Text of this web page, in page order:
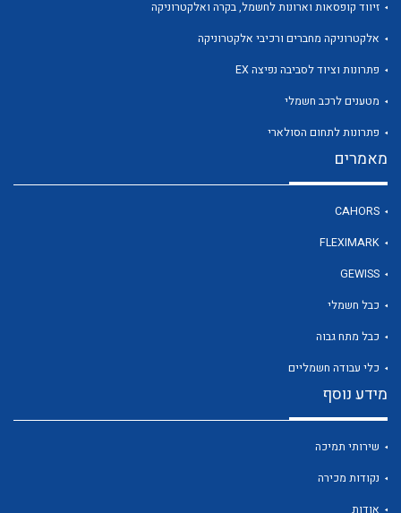
לכל מוצרי היצרן
זיווד קופסאות וארונות לחשמל, בקרה ואלקטרוניקה
אלקטרוניקה מחברים ורכיבי אלקטרוניקה
פתרונות וציוד לסביבה נפיצה EX
מטענים לרכב חשמלי
פתרונות לתחום הסולארי
מאמרים
CAHORS
FLEXIMARK
GEWISS
כבל חשמלי
כבל מתח גבוה
כלי עבודה חשמליים
מידע נוסף
שירותי תמיכה
נקודות מכירה
אודות